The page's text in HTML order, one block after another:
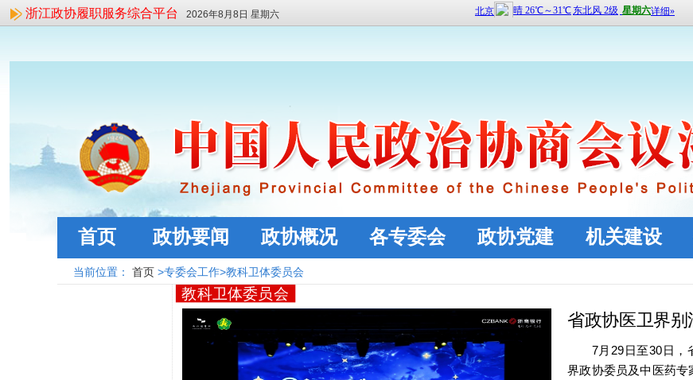
浙江政协履职服务综合平台 2026年8月8日 星期六
首页 政协要闻 政协概况 各专委会 政协党建 机关建设
当前位置： 首页 >专委会工作>教科卫体委员会